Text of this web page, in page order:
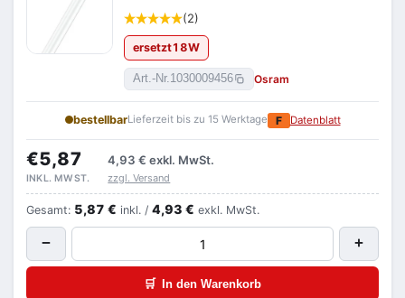
(2)
ersetzt18W
Art.-Nr.1030009456 Osram
bestellbarLieferzeit bis zu 15 Werktage F Datenblatt
€5,87 4,93 € exkl. MwSt.
INKL. MWST. zzgl. Versand
Gesamt: 5,87 € inkl. / 4,93 € exkl. MwSt.
− +
🛒 In den Warenkorb